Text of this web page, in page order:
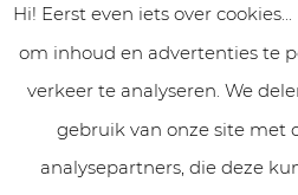
Gastbloggen
Samenwerken
Cookies & Privacy
Hi! Eerst even iets over cookies...
om inhoud en advertenties te
verkeer te analyseren. We
gebruik van onze site met
analysepartners, die deze